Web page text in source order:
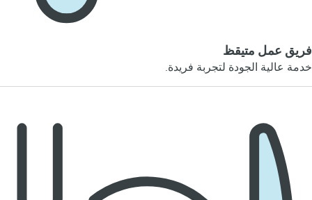
فريق عمل متيقظ
خدمة عالية الجودة لتجربة فريدة.